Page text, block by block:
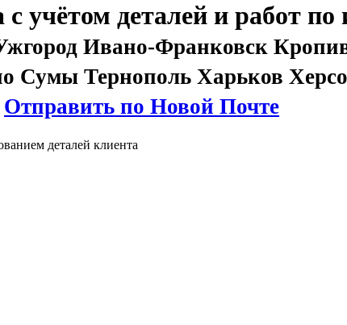
учётом деталей и работ по
Ивано-Франковск
Сумы Тернополь Харьков
Отправить по Новой Почте
деталей клиента